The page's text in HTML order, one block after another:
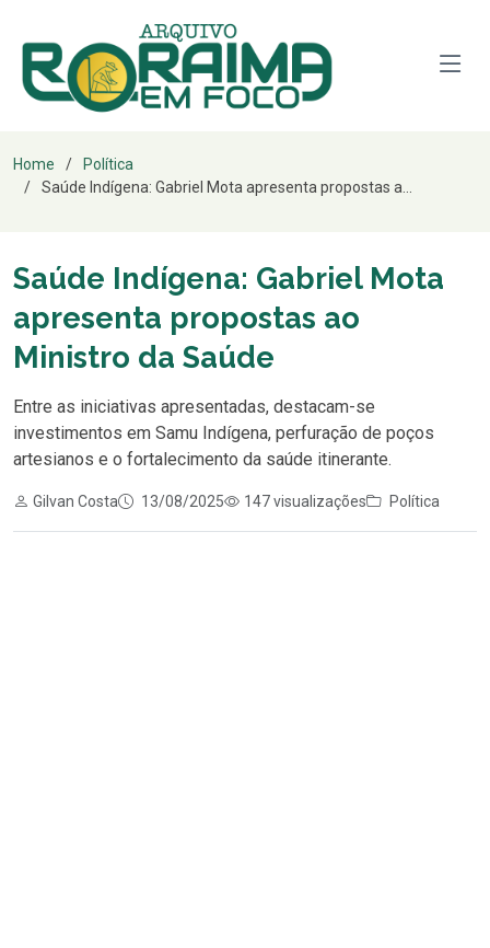
Home
Política
Saúde Indígena: Gabriel Mota apresenta propostas a...
Saúde Indígena: Gabriel Mota
apresenta propostas ao
Ministro da Saúde
Entre as iniciativas apresentadas, destacam-se
investimentos em Samu Indígena, perfuração de poços
artesianos e o fortalecimento da saúde itinerante.
Gilvan Costa 13/08/2025 147 visualizações Política